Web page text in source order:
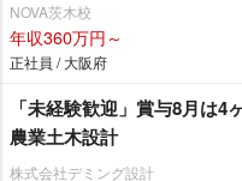
NOVA茨木校
年収360万円～
正社員 / 大阪府
「未経験歓迎」賞与8月は
農業土木設計
株式会社デミング設計